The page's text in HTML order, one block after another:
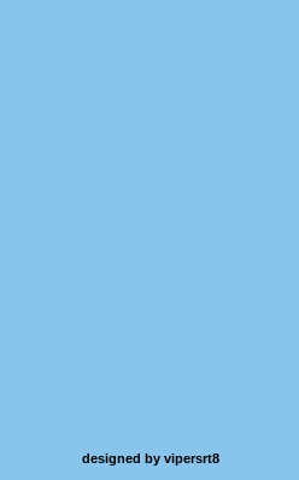
designed by vipersrt8